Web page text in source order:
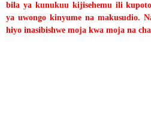
bila ya kunukuu kijisehemu ili
ya uwongo kinyume na makusudio.
hiyo inasibishwe moja kwa moja na